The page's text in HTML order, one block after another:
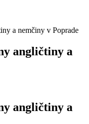
a nemčiny v Poprade
angličtiny a
angličtiny a